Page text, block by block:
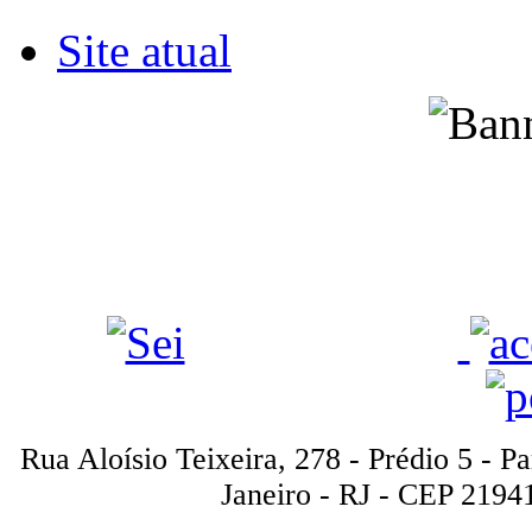
Site atual
Rua Aloísio Teixeira, 278 - Prédio 5 -
Janeiro - RJ - CEP